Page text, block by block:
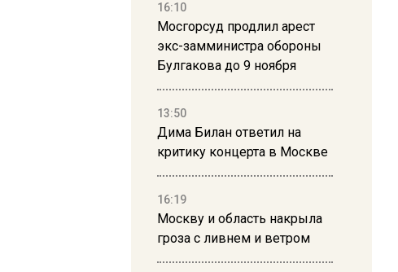
16:10
Мосгорсуд продлил арест
экс-замминистра обороны
Булгакова до 9 ноября
13:50
Дима Билан ответил на
критику концерта в Москве
16:19
Москву и область накрыла
гроза с ливнем и ветром